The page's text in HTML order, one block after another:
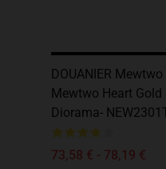
DOUANIER
Mewtwo Heart Gold
Diorama-
73,58 € - 78,19 €